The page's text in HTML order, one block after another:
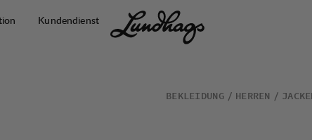
Kundendienst
BEKLEIDUNG HERREN